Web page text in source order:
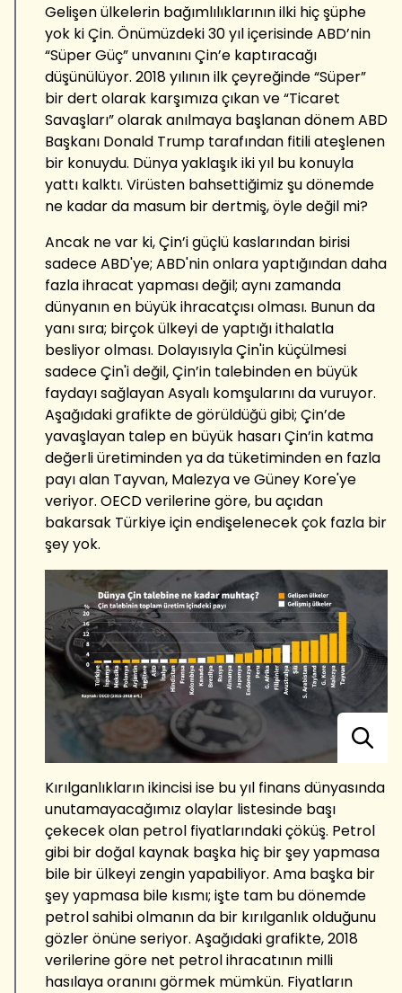
Gelişen ülkelerin bağımlılıklarının ilki hiç şüphe
yok ki Çin. Önümüzdeki 30 yıl içerisinde ABD’nin
“Süper Güç” unvanını Çin’e kaptıracağı
düşünülüyor. 2018 yılının ilk çeyreğinde “Süper”
bir dert olarak karşımıza çıkan ve “Ticaret
Savaşları” olarak anılmaya başlanan dönem ABD
Başkanı Donald Trump tarafından fitili ateşlenen
bir konuydu. Dünya yaklaşık iki yıl bu konuyla
yattı kalktı. Virüsten bahsettiğimiz şu dönemde
ne kadar da masum bir dertmiş, öyle değil mi?
Ancak ne var ki, Çin’i güçlü kaslarından birisi
sadece ABD'ye; ABD'nin onlara yaptığından daha
fazla ihracat yapması değil; aynı zamanda
dünyanın en büyük ihracatçısı olması. Bunun da
yanı sıra; birçok ülkeyi de yaptığı ithalatla
besliyor olması. Dolayısıyla Çin'in küçülmesi
sadece Çin'i değil, Çin’in talebinden en büyük
faydayı sağlayan Asyalı komşularını da vuruyor.
Aşağıdaki grafikte de görüldüğü gibi; Çin’de
yavaşlayan talep en büyük hasarı Çin’in katma
değerli üretiminden ya da tüketiminden en fazla
payı alan Tayvan, Malezya ve Güney Kore'ye
veriyor. OECD verilerine göre, bu açıdan
bakarsak Türkiye için endişelenecek çok fazla bir
şey yok.
Kırılganlıkların ikincisi ise bu yıl finans dünyasında
unutamayacağımız olaylar listesinde başı
çekecek olan petrol fiyatlarındaki çöküş. Petrol
gibi bir doğal kaynak başka hiç bir şey yapmasa
bile bir ülkeyi zengin yapabiliyor. Ama başka bir
şey yapmasa bile kısmı; işte tam bu dönemde
petrol sahibi olmanın da bir kırılganlık olduğunu
gözler önüne seriyor. Aşağıdaki grafikte, 2018
verilerine göre net petrol ihracatının milli
hasılaya oranını görmek mümkün. Fiyatların